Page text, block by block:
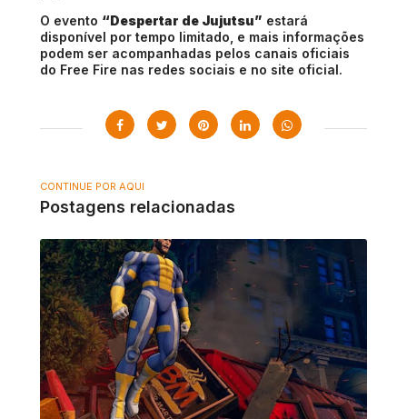
O evento “Despertar de Jujutsu” estará
disponível por tempo limitado, e mais informações
podem ser acompanhadas pelos canais oficiais
do Free Fire nas redes sociais e no site oficial.
CONTINUE POR AQUI
Postagens relacionadas